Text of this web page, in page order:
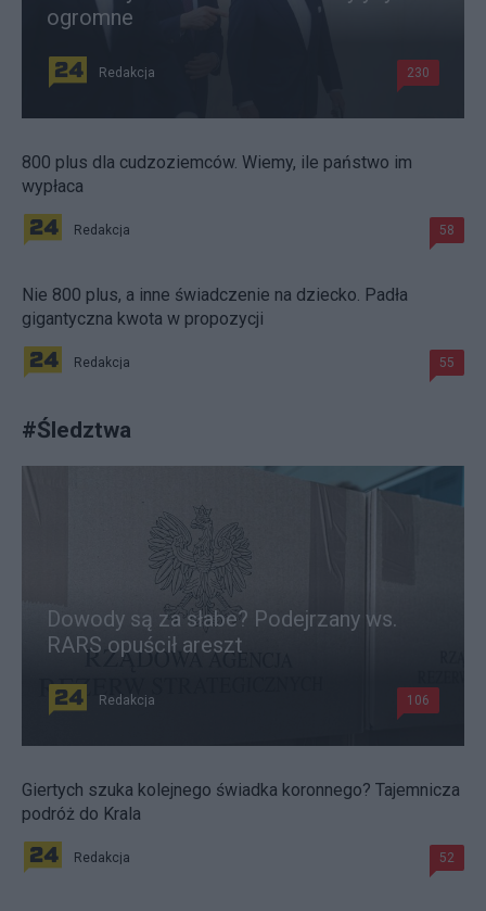
ogromne
Redakcja 230
800 plus dla cudzoziemców. Wiemy, ile państwo im
wypłaca
Redakcja 58
Nie 800 plus, a inne świadczenie na dziecko. Padła
gigantyczna kwota w propozycji
Redakcja 55
#Śledztwa
Dowody są za słabe? Podejrzany ws.
RARS opuścił areszt
Redakcja 106
Giertych szuka kolejnego świadka koronnego? Tajemnicza
podróż do Krala
Redakcja 52